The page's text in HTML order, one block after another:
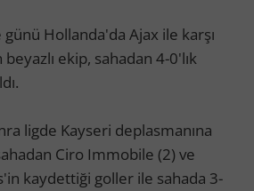
Hollanda'da Ajax ile karşı
ekip, sahadan 4-0'lık
ligde Kayseri deplasmanına
Ciro Immobile (2) ve
kaydettiği goller ile sahada 3-